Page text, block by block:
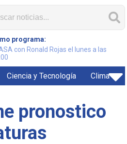
programa:
con Ronald Rojas el lunes a las
Ciencia y Tecnología Clima
pronostico